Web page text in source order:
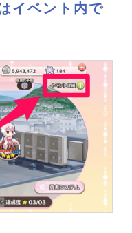
イベント内で